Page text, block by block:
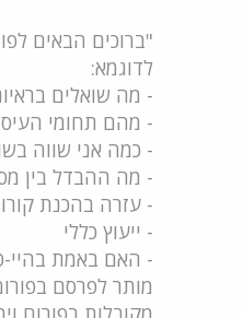
"ברוכים הבאים
לדוגמא:
- מה שואלים
- מהם תחומי
- כמה אני שווה
- מה ההבדל בין
- עזרה בהכנת
- ייעוץ כללי
- האם באמת בהיי-